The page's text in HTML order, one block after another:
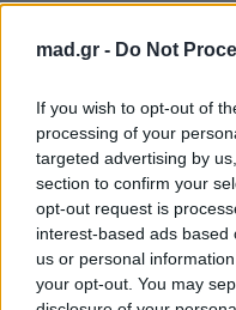
mad.gr - Do Not
If you wish to opt-out of
processing of your
targeted advertising by
section to confirm your
opt-out request is
interest-based ads
us or personal
your opt-out. You may